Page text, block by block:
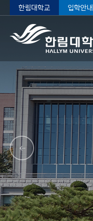
한림대학교 입학안내